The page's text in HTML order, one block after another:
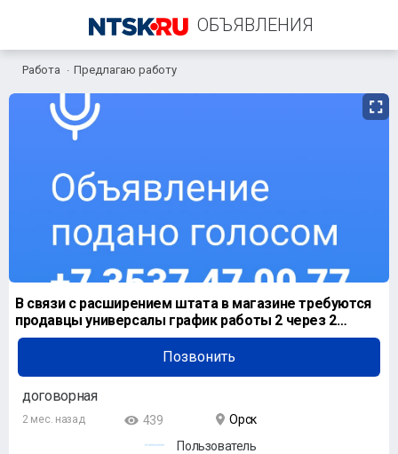
ОБЪЯВЛЕНИЯ
+7 (922) 823-59-27
Работа Предлагаю работу
В связи с расширением штата в магазине требуются
продавцы универсалы график работы 2 через 2
зарплат
Позвонить
договорная
2 мес. назад 439
Орск
Пользователь